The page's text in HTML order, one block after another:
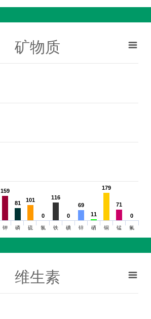
矿物质
159
159
81
81 101
101
0
0
116
116
0
0
69
69
11
11
179
179
71
71
0
0
钾 磷 硫 氯 铁 碘 锌 硒 铜 锰 氟
维生素